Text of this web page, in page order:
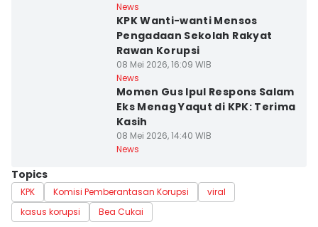
News
KPK Wanti-wanti Mensos
Pengadaan Sekolah Rakyat
Rawan Korupsi
08 Mei 2026, 16:09 WIB
News
Momen Gus Ipul Respons Salam
Eks Menag Yaqut di KPK: Terima
Kasih
08 Mei 2026, 14:40 WIB
News
Topics
KPK Komisi Pemberantasan Korupsi
viral
kasus korupsi
Bea Cukai